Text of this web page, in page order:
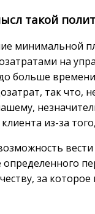
такой
минимальной
на
больше
так что,
из-за
определенного
за которое